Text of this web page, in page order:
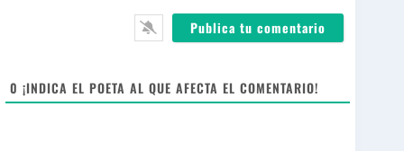
0 ¡INDICA EL POETA AL QUE AFECTA EL COMENTARIO!